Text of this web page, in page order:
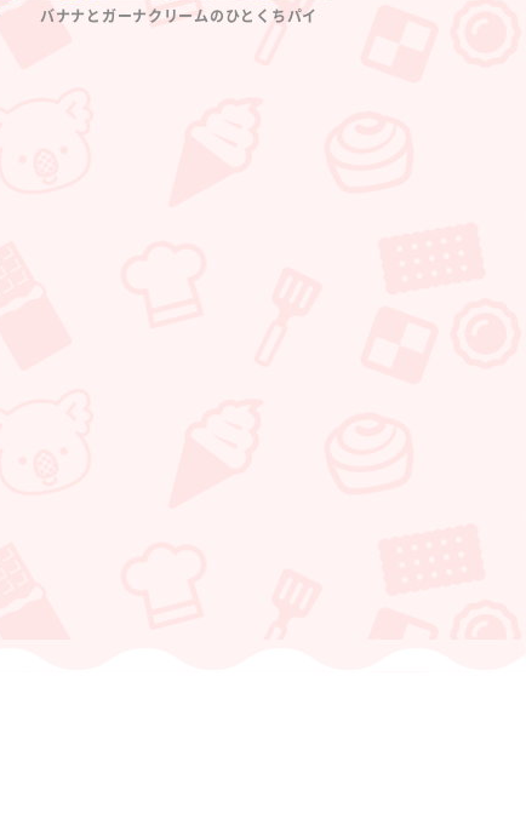
バナナとガーナクリームのひとくちパイ